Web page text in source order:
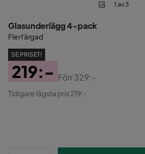
1 av 3
Glasunderlägg 4-pack
Flerfärgad
SE PRISET!
Pris
219:-
Original
Förr329:-
Tidigare lägsta pris 219:-